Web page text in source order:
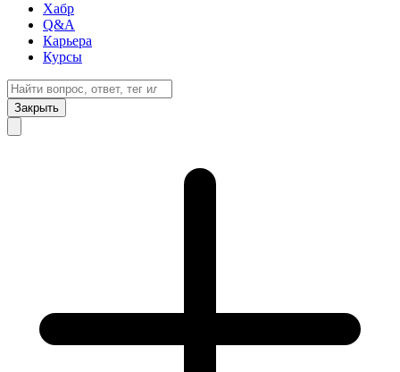
Хабр
Q&A
Карьера
Курсы
Закрыть